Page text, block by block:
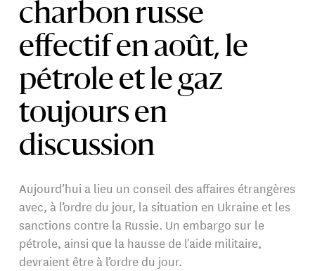
charbon russe
effectif en août, le
pétrole et le gaz
toujours en
discussion
Aujourd’hui a lieu un conseil des affaires étrangères
avec, à l’ordre du jour, la situation en Ukraine et les
sanctions contre la Russie. Un embargo sur le
pétrole, ainsi que la hausse de l'aide militaire,
devraient être à l’ordre du jour.